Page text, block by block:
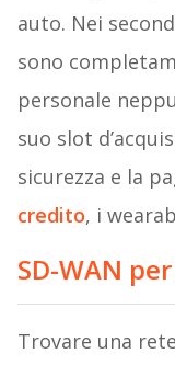
auto. Nei
sono
personale
suo slot
sicurezza e la
credito, i
SD-WAN
Trovare una